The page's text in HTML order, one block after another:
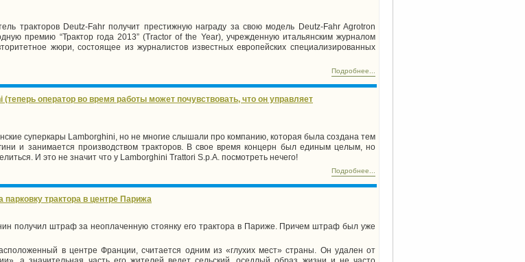
тракторов Deutz-Fahr получит престижную награду за свою модель Deutz-Fahr Agrotron
премию “Трактор года 2013”(Tractor of the Year), учрежденную итальянским журналом
жюри, состоящее из журналистов известных европейских специализированных
Подробнее...
(теперь оператор во время работы может почувствовать, что он управляет
суперкары Lamborghini, но не многие слышали про компанию, которая была создана тем
и занимается производством тракторов. В свое время концерн был единым целым, но
И это не значит что у Lamborghini Trattori S.p.A. посмотреть нечего!
Подробнее...
трактора в центре Парижа
получил штраф за неоплаченную стоянку его трактора в Париже. Причем штраф был уже
в центре Франции, считается одним из «глухих мест» страны. Он удален от